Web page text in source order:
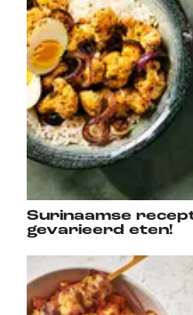
Surinaamse
gevarieerd eten!